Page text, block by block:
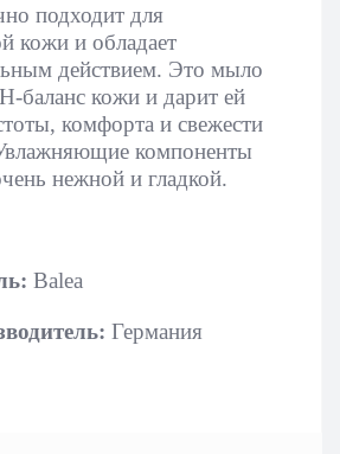
подходит для
кожи и обладает
действием. Это мыло
-баланс кожи и дарит ей
комфорта и свежести
компоненты
нежной и гладкой.
Balea
Германия